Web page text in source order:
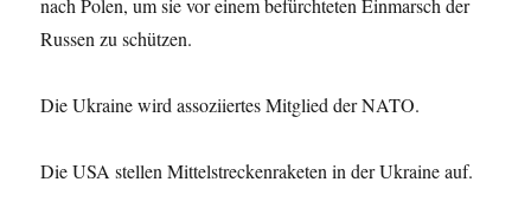
nach Polen, um sie vor einem befürchteten Einmarsch der
Russen zu schützen.
Die Ukraine wird assoziiertes Mitglied der NATO.
Die USA stellen Mittelstreckenraketen in der Ukraine auf.